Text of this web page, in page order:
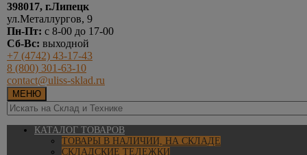
398017, г.Липецк
ул.Металлургов, 9
Пн-Пт: с 8-00 до 17-00
Сб-Вс: выходной
+7 (4742) 43-17-43
8 (800) 301-63-10
contact@uliss-sklad.ru
МЕНЮ
КАТАЛОГ ТОВАРОВ
ТОВАРЫ В НАЛИЧИИ, НА СКЛАДЕ
СКЛАДСКИЕ ТЕЛЕЖКИ